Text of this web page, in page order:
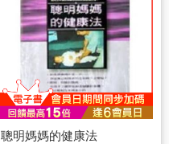
聰明媽媽的健康法